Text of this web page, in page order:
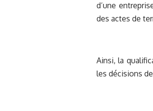
d’une
des actes de
Ainsi, la
les décisions